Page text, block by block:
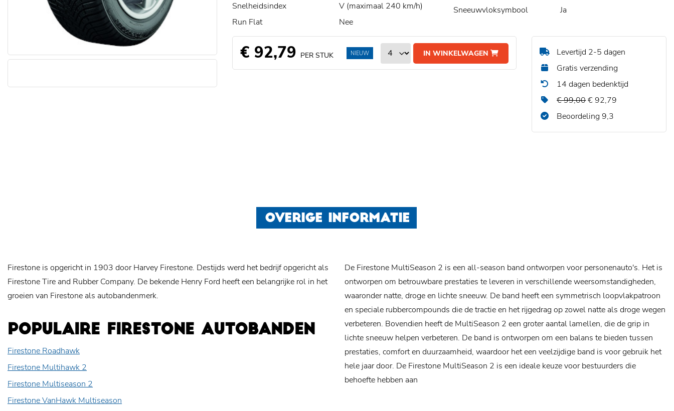
Snelheidsindex
V (maximaal 240 km/h)
Run Flat
Nee
Sneeuwvloksymbool
Ja
€ 92,79 PER STUK IN WINKELWAGEN
NIEUW
Levertijd 2-5 dagen
Gratis verzending
14 dagen bedenktijd
€ 99,00€ 92,79
Beoordeling 9,3
OVERIGE INFORMATIE
Firestone is opgericht in 1903 door Harvey Firestone. Destijds werd het bedrijf opgericht als
Firestone Tire and Rubber Company. De bekende Henry Ford heeft een belangrijke rol in het
groeien van Firestone als autobandenmerk.
POPULAIRE FIRESTONE AUTOBANDEN
Firestone Roadhawk
Firestone Multihawk 2
Firestone Multiseason 2
Firestone VanHawk Multiseason
De Firestone MultiSeason 2 is een all-season band ontworpen voor personenauto's. Het is
ontworpen om betrouwbare prestaties te leveren in verschillende weersomstandigheden,
waaronder natte, droge en lichte sneeuw. De band heeft een symmetrisch loopvlakpatroon
en speciale rubbercompounds die de tractie en het rijgedrag op zowel natte als droge wegen
verbeteren. Bovendien heeft de MultiSeason 2 een groter aantal lamellen, die de grip in
lichte sneeuw helpen verbeteren. De band is ontworpen om een ​​balans te bieden tussen
prestaties, comfort en duurzaamheid, waardoor het een veelzijdige band is voor gebruik het
hele jaar door. De Firestone MultiSeason 2 is een ideale keuze voor bestuurders die
behoefte hebben aan